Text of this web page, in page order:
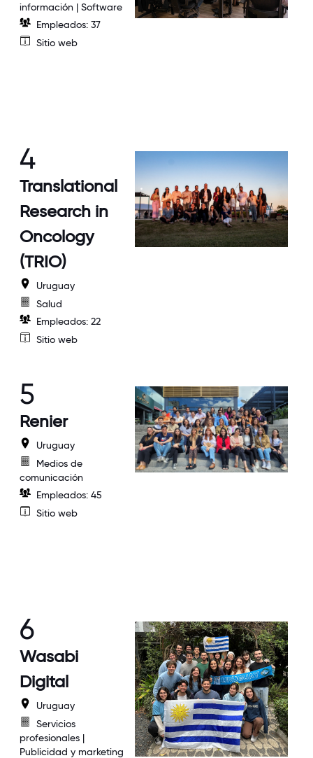
información | Software
Empleados: 37
Sitio web
4
Translational
Research in
Oncology
(TRIO)
Uruguay
Salud
Empleados: 22
Sitio web
5
Renier
Uruguay
Medios de
comunicación
Empleados: 45
Sitio web
6
Wasabi
Digital
Uruguay
Servicios
profesionales |
Publicidad y marketing